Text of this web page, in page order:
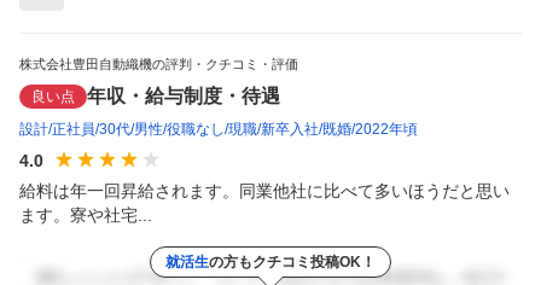
株式会社豊田自動織機の評判・クチコミ・評価
良い点 年収・給与制度・待遇
設計 正社員 30代 男性 役職なし 現職 新卒入社 既婚 2022年頃
4.0
給料は年一回昇給されます。同業他社に比べて多いほうだと思い
ます。寮や社宅...
就活生の方もクチコミ投稿OK！